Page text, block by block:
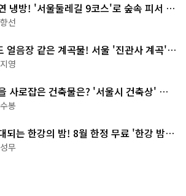
냉방! '서울둘레길 9코스'로 숲속 피서 떠
선
얼음장 같은 계곡물! 서울 '진관사 계곡'이
영
사로잡은 건축물은? '서울시 건축상' 수
봉
되는 한강의 밤! 8월 한정 무료 '한강 밤
무